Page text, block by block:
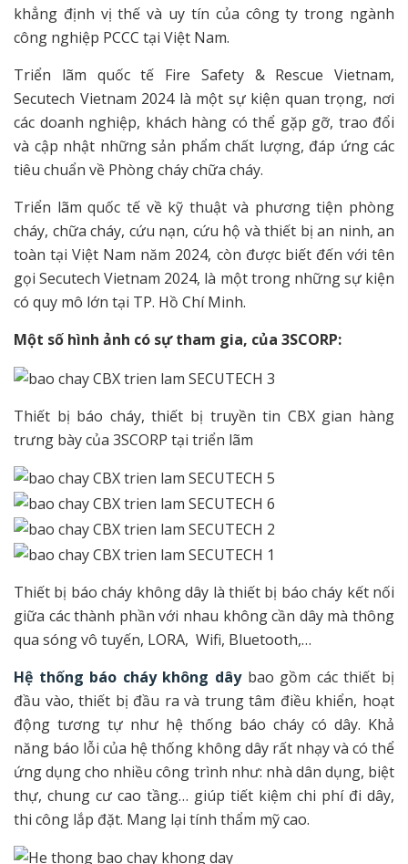
khẳng định vị thế và uy tín của công ty trong ngành
công nghiệp PCCC tại Việt Nam.
Triển lãm quốc tế Fire Safety & Rescue Vietnam,
Secutech Vietnam 2024 là một sự kiện quan trọng, nơi
các doanh nghiệp, khách hàng có thể gặp gỡ, trao đổi
và cập nhật những sản phẩm chất lượng, đáp ứng các
tiêu chuẩn về Phòng cháy chữa cháy.
Triển lãm quốc tế về kỹ thuật và phương tiện phòng
cháy, chữa cháy, cứu nạn, cứu hộ và thiết bị an ninh, an
toàn tại Việt Nam năm 2024, còn được biết đến với tên
gọi Secutech Vietnam 2024, là một trong những sự kiện
có quy mô lớn tại TP. Hồ Chí Minh.
Một số hình ảnh có sự tham gia, của 3SCORP:
Thiết bị báo cháy, thiết bị truyền tin CBX gian hàng
trưng bày của 3SCORP tại triển lãm
Thiết bị báo cháy không dây là thiết bị báo cháy kết nối
giữa các thành phần với nhau không cần dây mà thông
qua sóng vô tuyến, LORA, Wifi, Bluetooth,…
Hệ thống báo cháy không dây bao gồm các thiết bị
đầu vào, thiết bị đầu ra và trung tâm điều khiển, hoạt
động tương tự như hệ thống báo cháy có dây. Khả
năng báo lỗi của hệ thống không dây rất nhạy và có thể
ứng dụng cho nhiều công trình như: nhà dân dụng, biệt
thự, chung cư cao tầng… giúp tiết kiệm chi phí đi dây,
thi công lắp đặt. Mang lại tính thẩm mỹ cao.